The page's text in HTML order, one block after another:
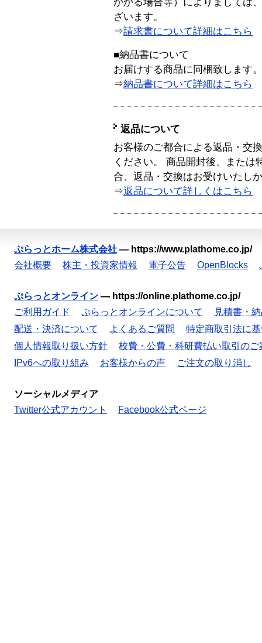
かかる場合等）によりましては
ざいます。
⇒請求書について詳細はこちら
■納品書について
お届けする商品に同梱致します。
⇒納品書について詳細はこちら
返品について
お客様のご都合による返品・交
ください。 商品開封後、または
合、返品・交換はお受けいたし
⇒返品について詳しくはこちら
ぷらっとホーム株式会社 — https://www.plathome.co.jp/
会社概要
株主・投資家情報 電子公告 OpenBlocks
ぷらっとオンライン — https://online.plathome.co.jp/
ご利用ガイド
ぷらっとオンラインについて
見積書・
配送・決済について
よくあるご質問
特定商取引法に
個人情報取り扱い方針
校費・公費・科研費払い取引のご
IPv6への取り組み
お客様からの声 ご注文の取り消し
ソーシャルメディア
Twitter公式アカウント
Facebook公式ページ